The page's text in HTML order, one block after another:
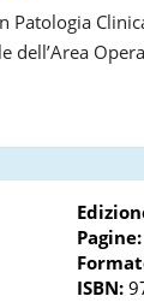
Patologia
dell’Area
Pagine:
ISBN: